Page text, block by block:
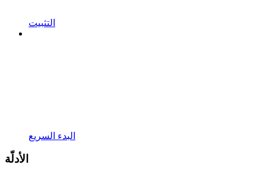
التثبيت
البدء السريع
الأدلّة